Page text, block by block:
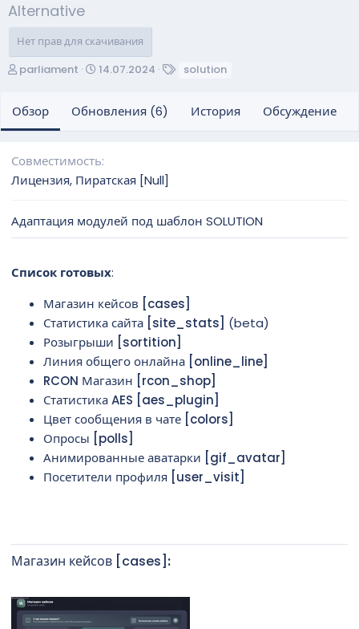
Alternative
Нет прав для скачивания
А
о
р
parliament
Д
а
с
з
д
и
14.07.2024 solution
Обзор Обновления (6) История Обсуждение
Совместимость
Лицензия Пиратская [Null]
Адаптация модулей под шаблон SOLUTION
Список готовых:
Магазин кейсов [cases]
Статистика сайта [site_stats]
(beta)
Розыгрыши [sortition]
Линия общего онлайна [online_line]
RCON Магазин [rcon_shop]
Статистика AES [aes_plugin]
Цвет сообщения в чате [colors]
Опросы [polls]
Анимированные аватарки [gif_avatar]
Посетители профиля [user_visit]
Магазин кейсов [cases] :​